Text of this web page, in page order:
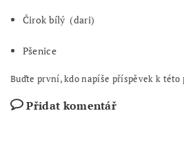
Čirok bílý (dari)
Pšenice
Buďte první, kdo napíše příspěvek k této
Přidat komentář